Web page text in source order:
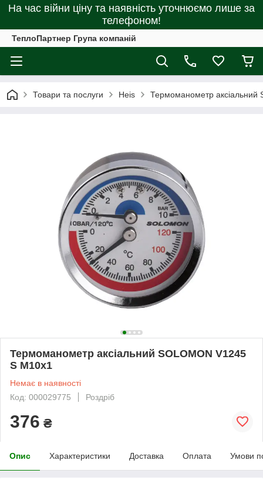
На час війни ціну та наявність уточнюємо лише за
телефоном!
ТеплоПартнер Група компаній
Товари та послуги Heis Термоманометр
Термоманометр аксіальний SOLOMON V1245
S М10х1
Немає в наявності
Код: 000029775
Роздріб
376 ₴
Опис Характеристики Доставка Оплата Умови